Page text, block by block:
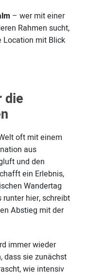
– wer mit einer
Rahmen sucht,
mit Blick
die
oft mit einem
aus
und den
ein Erlebnis,
Wandertag
hier, schreibt
Abstieg mit der
immer wieder
dass sie zunächst
wie intensiv